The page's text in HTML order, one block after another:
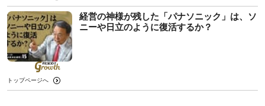
経営の神様が残した「パナソニック」は、ソ
ニーや日立のように復活するか？
トップページへ